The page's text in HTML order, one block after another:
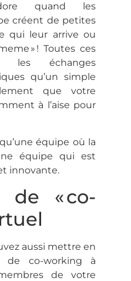
quand les
créent de petites
qui leur arrive ou
» ! Toutes ces
les échanges
qu’un simple
que votre
à l’aise pour
équipe où la
équipe qui est
innovante.
de « co-
aussi mettre en
de co-working à
de votre